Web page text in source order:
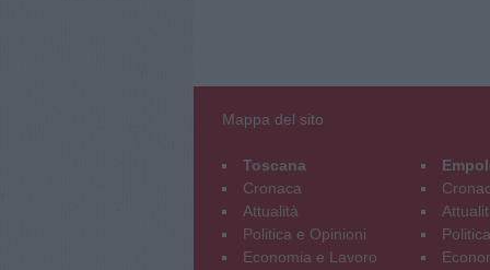
Mappa del sito
Toscana
Cronaca
Attualità
Politica e Opinioni
Economia e Lavoro